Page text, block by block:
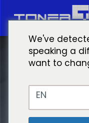
We've
speaking a
want to
EN